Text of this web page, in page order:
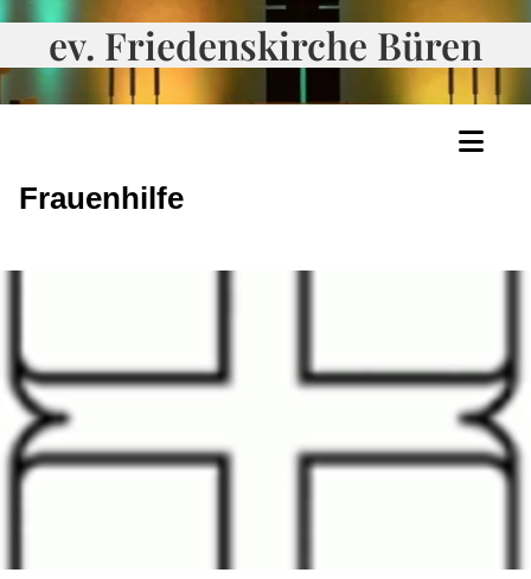
ev. Friedenskirche Büren
Frauenhilfe